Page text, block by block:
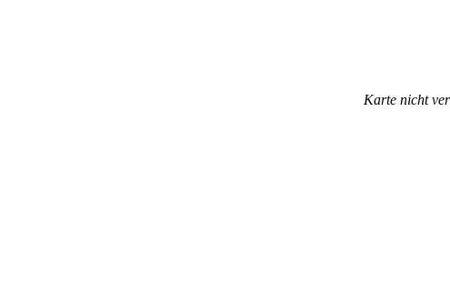
Karte nicht